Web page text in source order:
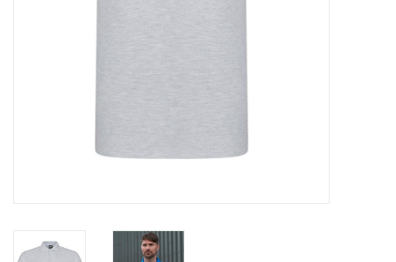
DENIM / SPIJKERGOED
TRUIEN / VESTEN